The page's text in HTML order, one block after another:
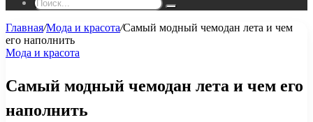
Поиск...
Главная/Мода и красота/Самый модный чемодан лета и чем
его наполнить
Мода и красота
Самый модный чемодан лета и чем его
наполнить